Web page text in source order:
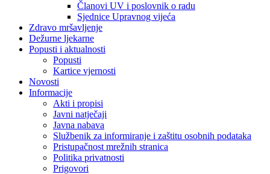
Članovi UV i poslovnik o radu
Sjednice Upravnog vijeća
Zdravo mršavljenje
Dežurne ljekarne
Popusti i aktualnosti
Popusti
Kartice vjernosti
Novosti
Informacije
Akti i propisi
Javni natječaji
Javna nabava
Službenik za informiranje i zaštitu osobnih podataka
Pristupačnost mrežnih stranica
Politika privatnosti
Prigovori